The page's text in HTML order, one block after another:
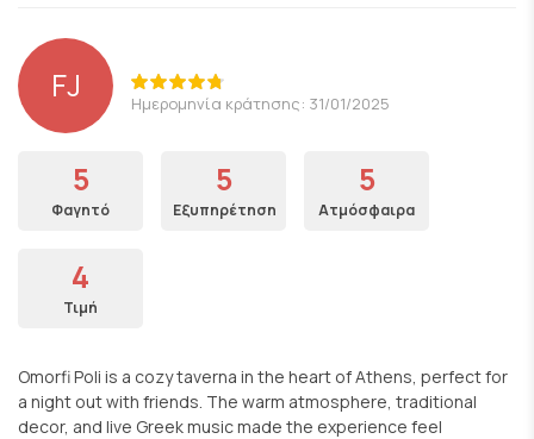
FJ Ημερομηνία κράτησης: 31/01/2025
5
Φαγητό
5
Εξυπηρέτηση
5
Ατμόσφαιρα
4
Τιμή
Omorfi Poli is a cozy taverna in the heart of Athens, perfect for
a night out with friends. The warm atmosphere, traditional
decor, and live Greek music made the experience feel